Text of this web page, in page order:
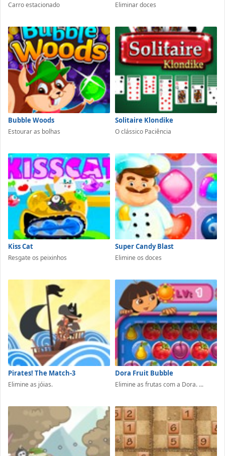
Carro estacionado Eliminar doces
Bubble Woods
Estourar as bolhas
Solitaire Klondike
O clássico Paciência
Kiss Cat
Resgate os peixinhos
Super Candy Blast
Elimine os doces
Pirates! The Match-3
Elimine as jóias.
Dora Fruit Bubble
Elimine as frutas com a Dora. ...